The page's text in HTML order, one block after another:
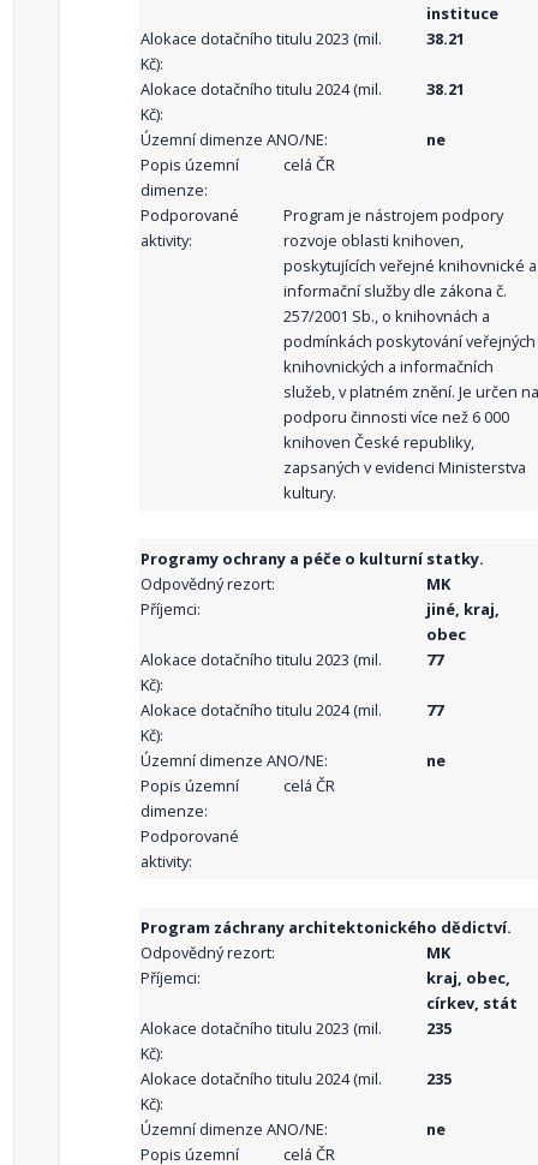
instituce
Alokace dotačního titulu 2023 (mil.
Kč):
38.21
Alokace dotačního titulu 2024 (mil.
Kč):
38.21
Územní dimenze ANO/NE:
ne
Popis územní
dimenze:
celá ČR
Podporované
aktivity:
Program je nástrojem podpory
rozvoje oblasti knihoven,
poskytujících veřejné knihovnické a
informační služby dle zákona č.
257/2001 Sb., o knihovnách a
podmínkách poskytování veřejných
knihovnických a informačních
služeb, v platném znění. Je určen na
podporu činnosti více než 6 000
knihoven České republiky,
zapsaných v evidenci Ministerstva
kultury.
Programy ochrany a péče o kulturní statky.
Odpovědný rezort:
MK
Příjemci:
jiné, kraj,
obec
Alokace dotačního titulu 2023 (mil.
Kč):
77
Alokace dotačního titulu 2024 (mil.
Kč):
77
Územní dimenze ANO/NE:
ne
Popis územní
dimenze:
celá ČR
Podporované
aktivity:
Program záchrany architektonického dědictví.
Odpovědný rezort:
MK
Příjemci:
kraj, obec,
církev, stát
Alokace dotačního titulu 2023 (mil.
Kč):
235
Alokace dotačního titulu 2024 (mil.
Kč):
235
Územní dimenze ANO/NE:
ne
Popis územní
celá ČR